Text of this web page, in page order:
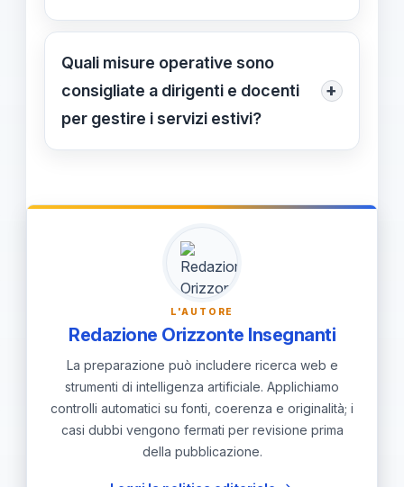
L’obiettivo è misurare l’impatto
sociale ed educativo; l’estensione è
valutata per il periodo 2027-2028, se i
risultati saranno positivi.
Quali misure operative sono
consigliate a dirigenti e docenti
per gestire i servizi estivi?
+
Verificare spazi e strutture, definire
e terzo settore, predisporre
documentazione per le famiglie e
protocolli di emergenza, oltre a un
piano di bilancio e monitoraggio
dell’impatto educativo.
L'AUTORE
Redazione Orizzonte Insegnanti
La preparazione può includere ricerca web e
strumenti di intelligenza artificiale. Applichiamo
controlli automatici su fonti, coerenza e originalità; i
casi dubbi vengono fermati per revisione prima
della pubblicazione.